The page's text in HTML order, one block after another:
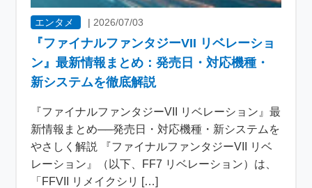
エンタメ | 2026/07/03
『ファイナルファンタジーVII リベレーショ
ン』最新情報まとめ：発売日・対応機種・
新システムを徹底解説
『ファイナルファンタジーVII リベレーション』最
新情報まとめ──発売日・対応機種・新システムを
やさしく解説 『ファイナルファンタジーVII リベ
レーション』（以下、FF7 リベレーション）は、
「FFVII リメイクシリ […]